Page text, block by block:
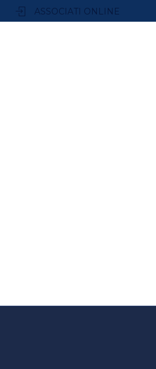
ASSOCIATI ONLINE